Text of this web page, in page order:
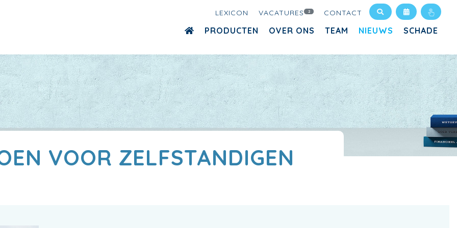
LEXICON VACATURES 2 CONTACT
PRODUCTEN OVER ONS TEAM NIEUWS SCHADE
VOOR ZELFSTANDIGEN